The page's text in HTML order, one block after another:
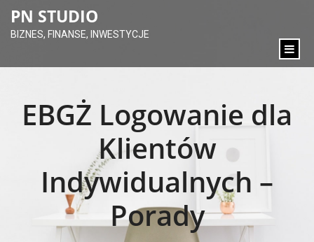
PN STUDIO
BIZNES, FINANSE, INWESTYCJE
EBGŻ Logowanie dla
Klientów
Indywidualnych –
Porady